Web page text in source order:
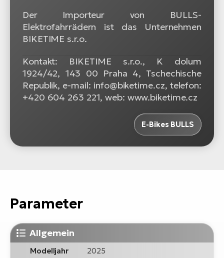
Der Importeur von BULLS-
Elektrofahrrädern ist das Unternehmen
BIKETIME s.r.o.
Kontakt: BIKETIME s.r.o., K dolum
1924/42, 143 00 Praha 4, Tschechische
Republik, e-mail: info@biketime.cz, telefon:
+420 604 263 221, web: www.biketime.cz
E-Bikes BULLS
Parameter
Allgemein
Modelljahr 2025